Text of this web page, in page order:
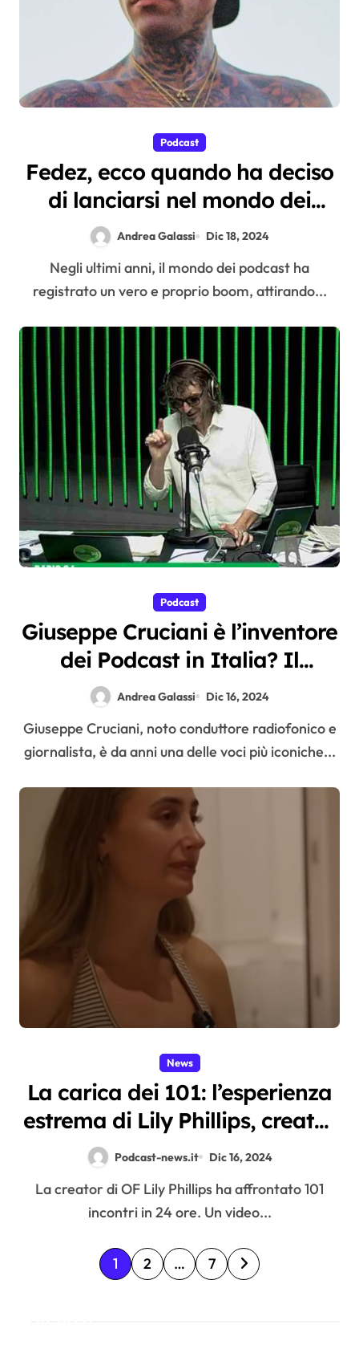
Podcast
Fedez, ecco quando ha deciso
di lanciarsi nel mondo dei
podcast
Andrea Galassi Dic 18, 2024
Negli ultimi anni, il mondo dei podcast ha
registrato un vero e proprio boom, attirando...
Podcast
Giuseppe Cruciani è l’inventore
dei Podcast in Italia? Il
percorso che ci porta a oggi
Andrea Galassi Dic 16, 2024
Giuseppe Cruciani, noto conduttore radiofonico e
giornalista, è da anni una delle voci più iconiche...
News
La carica dei 101: l’esperienza
estrema di Lily Phillips, creator
di OnlyFans, in un
documentario su YouTube
Podcast-news.it Dic 16, 2024
La creator di OF Lily Phillips ha affrontato 101
incontri in 24 ore. Un video...
P1 2 … 7